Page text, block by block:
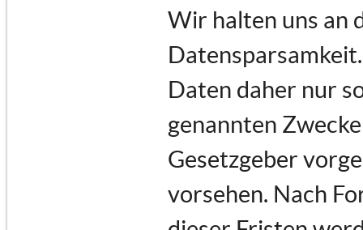
Wir halten uns an
Daten daher nur
genannten
Gesetzgeber
vorsehen. Nach